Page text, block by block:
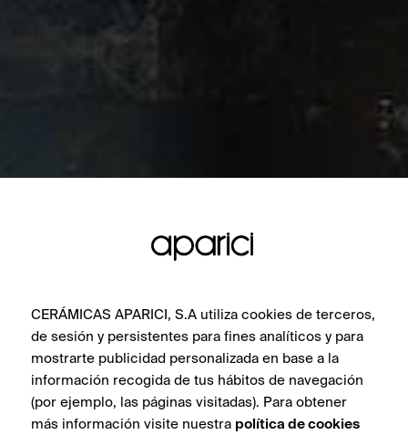
CERÁMICAS APARICI, S.A utiliza cookies de terceros,
de sesión y persistentes para fines analíticos y para
mostrarte publicidad personalizada en base a la
información recogida de tus hábitos de navegación
(por ejemplo, las páginas visitadas). Para obtener
más información visite nuestra política de cookies